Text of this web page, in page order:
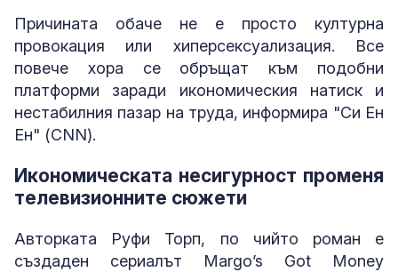
Причината обаче не е просто културна
провокация или хиперсексуализация. Все
повече хора се обръщат към подобни
платформи заради икономическия натиск и
нестабилния пазар на труда, информира "Си Ен
Ен" (CNN).
Икономическата несигурност променя
телевизионните сюжети
Авторката Руфи Торп, по чийто роман е
създаден сериалът Margo’s Got Money